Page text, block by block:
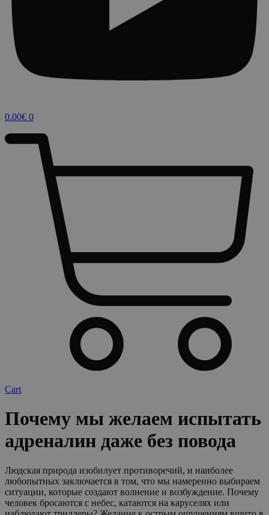
0.00€ 0
Cart
Почему мы желаем испытать
адреналин даже без повода
Людская природа изобилует противоречий, и наиболее
любопытных заключается в том, что мы намеренно выбираем
ситуации, которые создают волнение и возбуждение. Почему
человек бросаются с небес, катаются на каруселях или